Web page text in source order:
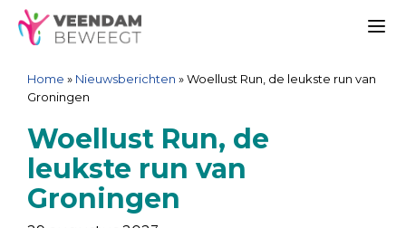
Ga
naar
inhoud
Spring
naar
navigatie
Sitemap
Ga
naar
inhoud
Home » Nieuwsberichten »Woellust Run, de leukste run van
Groningen
Woellust Run, de
leukste run van
Groningen